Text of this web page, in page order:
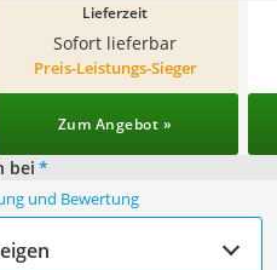
Lieferzeit
Sofort lieferbar
Preis-Leistungs-Sieger
Zum Angebot »
bei *
und Bewertung